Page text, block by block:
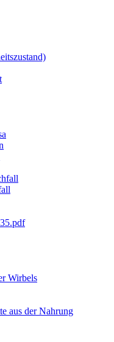
Wirbels
aus der Nahrung